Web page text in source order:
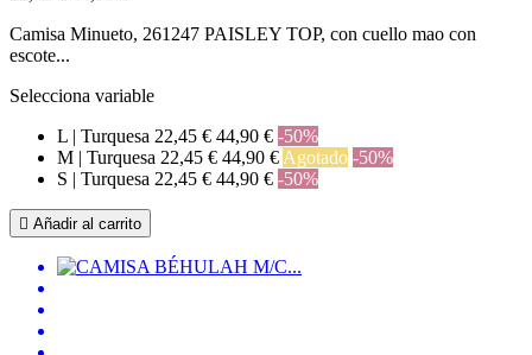
Camisa Minueto, 261247 PAISLEY TOP, con cuello mao con
escote...
Selecciona variable
L | Turquesa 22,45 € 44,90 € -50%
M | Turquesa 22,45 € 44,90 € Agotado -50%
S | Turquesa 22,45 € 44,90 € -50%
 Añadir al carrito